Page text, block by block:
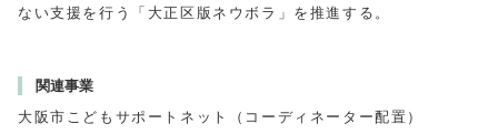
ない支援を行う「大正区版ネウボラ」を推進する。
関連事業
大阪市こどもサポートネット（コーディネーター配置）